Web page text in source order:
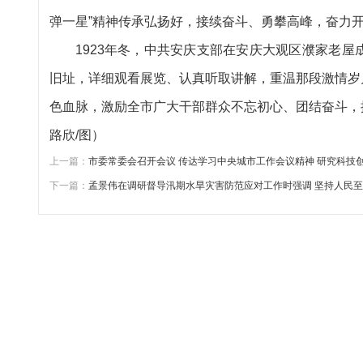
弹一星”精神传承弘扬好，接续奋斗、勇攀高峰，奋力
1923年冬，中共安庆支部在安庆大观区濮家老
旧址，详细观看展览、认真听取讲解，重温那段激情
色血脉，激励全市广大干部群众不忘初心、团结奋斗
路欣/图）
上一篇： 市委常委会召开会议 传达学习中央城市工作会议精神 研究科技
下一篇： 孟景伟在调研督导汛期水旱灾害防范应对工作时强调 坚持人民